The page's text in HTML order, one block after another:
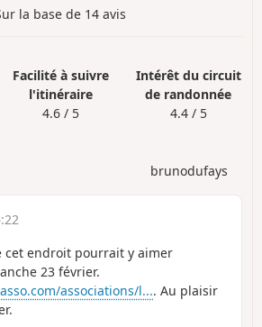
la base de 14 avis
Facilité à suivre
l'itinéraire
4.6 / 5
Intérêt du circuit
de randonnée
4.4 / 5
brunodufays
cet endroit pourrait y aimer
23 février.
associations/l.... Au plaisir